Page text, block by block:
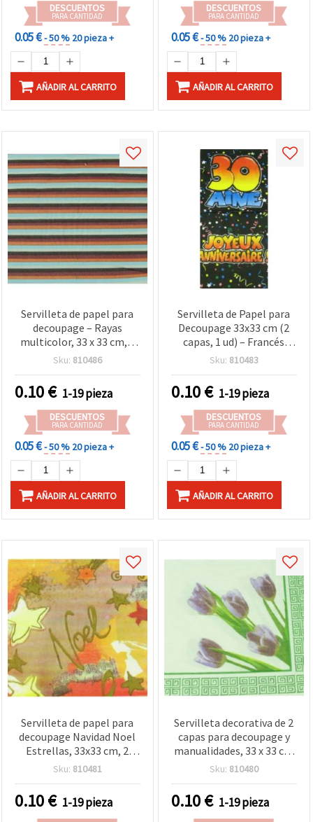
DESCUENTOS
PARA CANTIDAD
0.05 €- 50 % 20 pieza +
AÑADIR AL CARRITO
DESCUENTOS
PARA CANTIDAD
0.05 €- 50 % 20 pieza +
AÑADIR AL CARRITO
Servilleta de papel para
decoupage – Rayas
multicolor, 33 x 33 cm, 2
capas, 1 unidad para
scrapbooking
Sku: 810486
0.10€ 1-19 pieza
DESCUENTOS
PARA CANTIDAD
0.05 €- 50 % 20 pieza +
AÑADIR AL CARRITO
Servilleta de Papel para
Decoupage 33x33 cm (2
capas, 1 ud) – Francés
“Joyeux Anniversaire”, 30
confeti multicolor sobre
fondo oscuro – Para
decoupage, scrapbooking
y manualidades DIY
Sku: 810483
0.10€ 1-19 pieza
DESCUENTOS
PARA CANTIDAD
0.05 €- 50 % 20 pieza +
AÑADIR AL CARRITO
Servilleta de papel para
decoupage Navidad Noel
Estrellas, 33x33 cm, 2
capas (doble capa), 1
navideñas, DIY y mixed
media
Sku: 810481
0.10€ 1-19 pieza
Servilleta decorativa de 2
capas para decoupage y
manualidades, 33 x 33 cm
- 1 unidad
Sku: 810480
0.10€ 1-19 pieza